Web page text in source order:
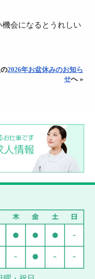
会になるとうれしい
2026年お盆休みのお知ら
せへ »